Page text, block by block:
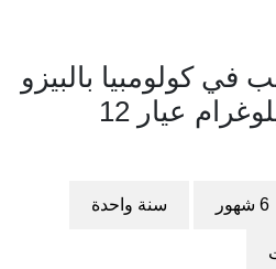
كولومبيا بالبيزو
الكولومبي لكل كيلوغرام عيار 12
6 شهور سنة واحدة